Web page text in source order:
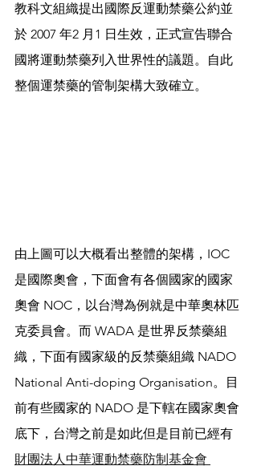
教科文組織提出國際反運動禁藥公約並
於 2007 年2 月1 日生效，正式宣告聯合
國將運動禁藥列入世界性的議題。自此
整個運禁藥的管制架構大致確立。
由上圖可以大概看出整體的架構，IOC
是國際奧會，下面會有各個國家的國家
奧會 NOC，以台灣為例就是中華奧林匹
克委員會。而 WADA 是世界反禁藥組
織，下面有國家級的反禁藥組織 NADO
National Anti-doping Organisation。目
前有些國家的 NADO 是下轄在國家奧會
底下，台灣之前是如此但是目前已經有
財團法人中華運動禁藥防制基金會